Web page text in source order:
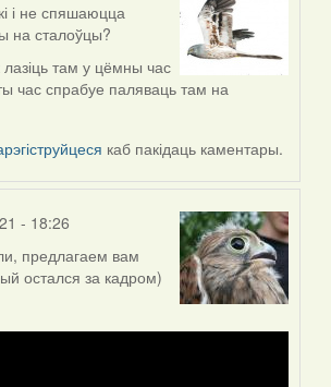
і не спяшаюцца
на сталоўцы?
лазіць там у цёмны час
час спрабуе паляваць там на
каб пакідаць каментары.
- 18:26
предлагаем вам
остался за кадром)